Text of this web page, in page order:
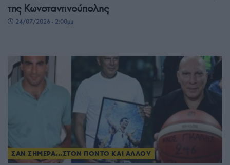
της Κωνσταντινούπολης
24/07/2026 - 2:00μμ
ΣΑΝ ΣΗΜΕΡΑ...ΣΤΟΝ ΠΟΝΤΟ ΚΑΙ ΑΛΛΟΥ